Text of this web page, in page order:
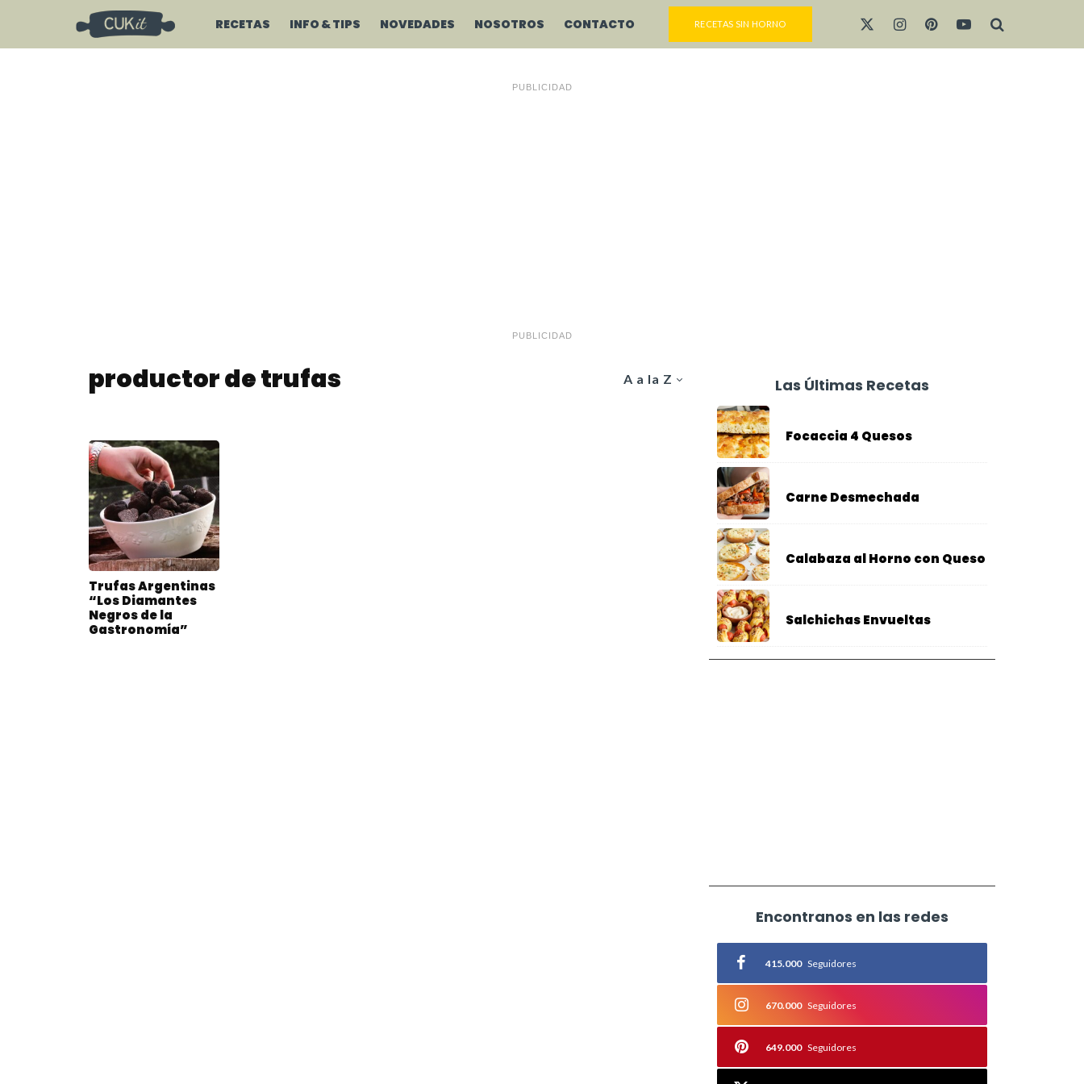
RECETAS INFO & TIPS NOVEDADES NOSOTROS CONTACTO RECETAS SIN HORNO
PUBLICIDAD
PUBLICIDAD
A a la Z
productor de trufas
Trufas Argentinas
“Los Diamantes
Negros de la
Gastronomía”
Las Últimas Recetas
Focaccia 4 Quesos
Carne Desmechada
Calabaza al Horno con Queso
Salchichas Envueltas
Encontranos en las redes
415.000 Seguidores
670.000 Seguidores
649.000 Seguidores